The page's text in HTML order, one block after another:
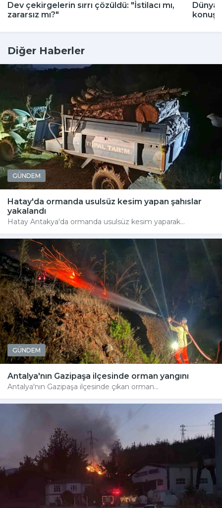
Dev çekirgelerin sırrı çözüldü: "İstilacı mı,
zararsız mı?"
Dünya
Diğer Haberler
GÜNDEM
Hatay'da ormanda usulsüz kesim yapan şahıslar
yakalandı
Hatay Antakya'da ormanda usulsüz kesim yaparak...
GÜNDEM
Antalya'nın Gazipaşa ilçesinde orman yangını
Antalya'nın Gazipaşa ilçesinde çıkan orman...